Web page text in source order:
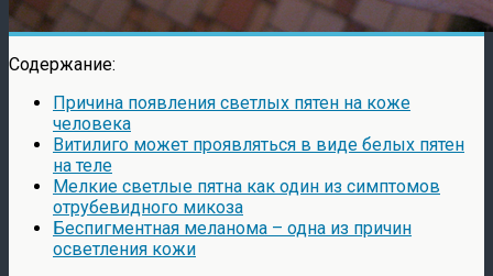
Содержание:
Причина появления светлых пятен на коже
человека
Витилиго может проявляться в виде белых пятен
на теле
Мелкие светлые пятна как один из симптомов
отрубевидного микоза
Беспигментная меланома – одна из причин
осветления кожи